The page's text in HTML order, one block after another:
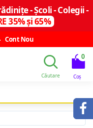
- Școli - Colegii -
35% și 65%
Cont Nou
0